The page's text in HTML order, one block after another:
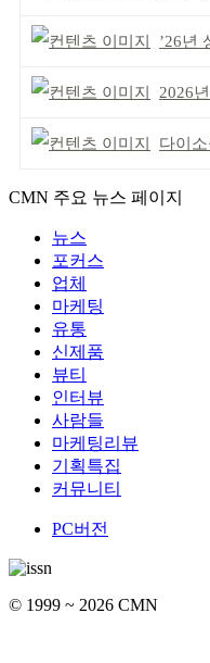
’26년
2026년
다이
CMN 주요 뉴스 페이지
뉴스
포커스
업체
마케팅
유통
신제품
뷰티
인터뷰
사람들
마케팅리뷰
기획특집
커뮤니티
PC버전
© 1999 ~ 2026 CMN